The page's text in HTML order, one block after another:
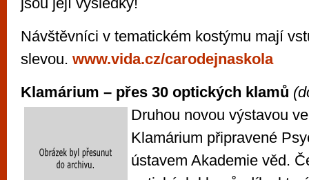
Návštěvníci v tematickém kostýmu mají
slevou. www.vida.cz/carodejnaskola
Klamárium – přes 30 optických klamů
Druhou novou výstavou
Klamárium připravené
ústavem Akademie věd.